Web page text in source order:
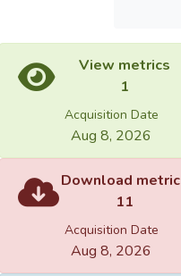
View metrics
1
Acquisition Date
Aug 8, 2026
Download
11
Acquisition Date
Aug 8, 2026